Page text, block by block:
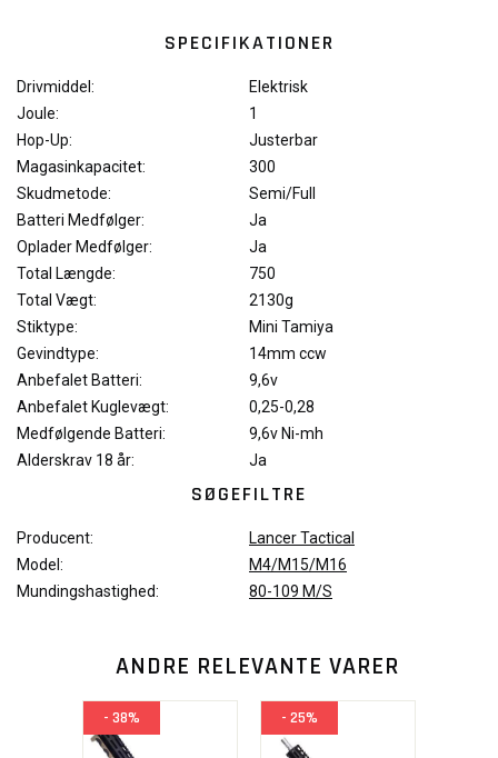
SPECIFIKATIONER
Drivmiddel:
Elektrisk
Joule:
1
Hop-Up:
Justerbar
Magasinkapacitet:
300
Skudmetode:
Semi/Full
Batteri Medfølger:
Ja
Oplader Medfølger:
Ja
Total Længde:
750
Total Vægt:
2130g
Stiktype:
Mini Tamiya
Gevindtype:
14mm ccw
Anbefalet Batteri:
9,6v
Anbefalet Kuglevægt:
0,25-0,28
Medfølgende Batteri:
9,6v Ni-mh
Alderskrav 18 år:
Ja
SØGEFILTRE
Producent:
Lancer Tactical
Model:
M4/M15/M16
Mundingshastighed:
80-109 M/S
ANDRE RELEVANTE VARER
- 38% - 25%